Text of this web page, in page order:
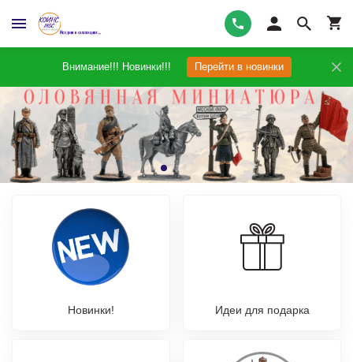
Внимание!!! Новинки!!! Перейти в новинки
Новинки! Идеи для подарка